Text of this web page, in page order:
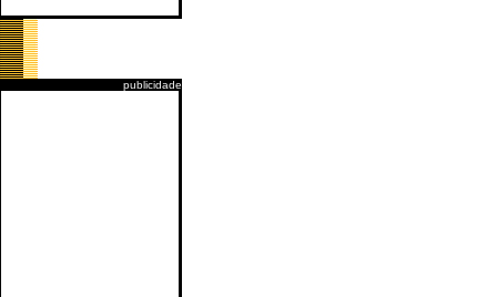
publicidade